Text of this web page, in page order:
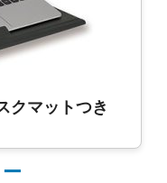
クマットつき